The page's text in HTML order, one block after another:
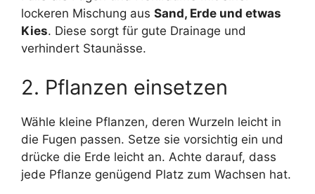
lockeren Mischung aus Sand, Erde und etwas
Kies. Diese sorgt für gute Drainage und
verhindert Staunässe.
2. Pflanzen einsetzen
Wähle kleine Pflanzen, deren Wurzeln leicht in
die Fugen passen. Setze sie vorsichtig ein und
drücke die Erde leicht an. Achte darauf, dass
jede Pflanze genügend Platz zum Wachsen hat.